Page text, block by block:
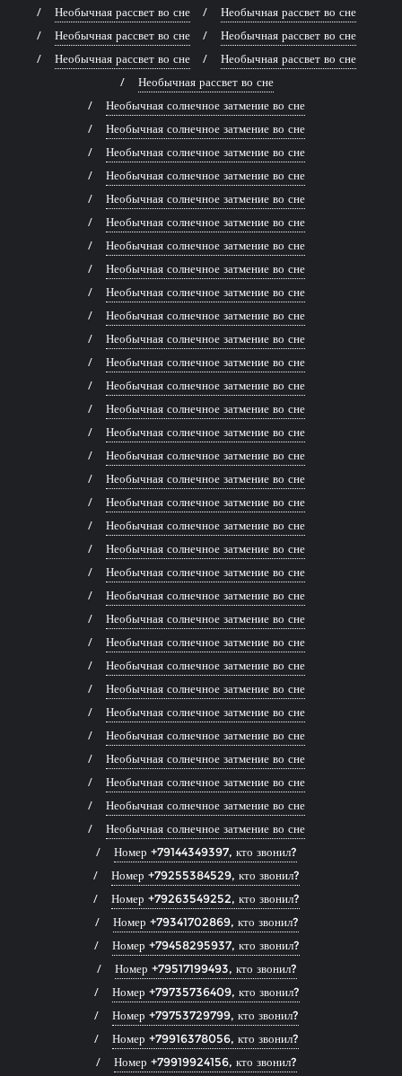
Необычная рассвет во сне
Необычная рассвет во сне
Необычная рассвет во сне
Необычная рассвет во сне
Необычная рассвет во сне
Необычная рассвет во сне
Необычная рассвет во сне
Необычная солнечное затмение во сне
Необычная солнечное затмение во сне
Необычная солнечное затмение во сне
Необычная солнечное затмение во сне
Необычная солнечное затмение во сне
Необычная солнечное затмение во сне
Необычная солнечное затмение во сне
Необычная солнечное затмение во сне
Необычная солнечное затмение во сне
Необычная солнечное затмение во сне
Необычная солнечное затмение во сне
Необычная солнечное затмение во сне
Необычная солнечное затмение во сне
Необычная солнечное затмение во сне
Необычная солнечное затмение во сне
Необычная солнечное затмение во сне
Необычная солнечное затмение во сне
Необычная солнечное затмение во сне
Необычная солнечное затмение во сне
Необычная солнечное затмение во сне
Необычная солнечное затмение во сне
Необычная солнечное затмение во сне
Необычная солнечное затмение во сне
Необычная солнечное затмение во сне
Необычная солнечное затмение во сне
Необычная солнечное затмение во сне
Необычная солнечное затмение во сне
Необычная солнечное затмение во сне
Необычная солнечное затмение во сне
Необычная солнечное затмение во сне
Необычная солнечное затмение во сне
Необычная солнечное затмение во сне
Номер +79144349397, кто звонил?
Номер +79255384529, кто звонил?
Номер +79263549252, кто звонил?
Номер +79341702869, кто звонил?
Номер +79458295937, кто звонил?
Номер +79517199493, кто звонил?
Номер +79735736409, кто звонил?
Номер +79753729799, кто звонил?
Номер +79916378056, кто звонил?
Номер +79919924156, кто звонил?